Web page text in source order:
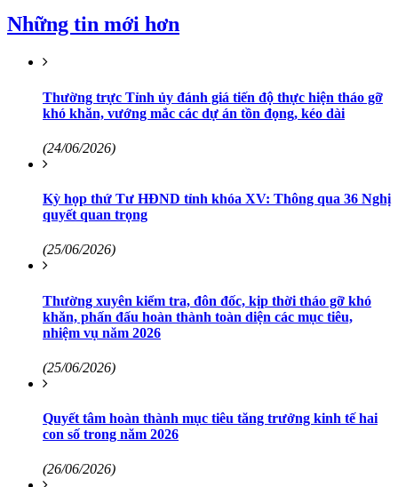
Những tin mới hơn
Thường trực Tỉnh ủy đánh giá tiến độ thực hiện tháo gỡ
khó khăn, vướng mắc các dự án tồn đọng, kéo dài
(24/06/2026)
Kỳ họp thứ Tư HĐND tỉnh khóa XV: Thông qua 36 Nghị
quyết quan trọng
(25/06/2026)
Thường xuyên kiểm tra, đôn đốc, kịp thời tháo gỡ khó
khăn, phấn đấu hoàn thành toàn diện các mục tiêu,
nhiệm vụ năm 2026
(25/06/2026)
Quyết tâm hoàn thành mục tiêu tăng trưởng kinh tế hai
con số trong năm 2026
(26/06/2026)